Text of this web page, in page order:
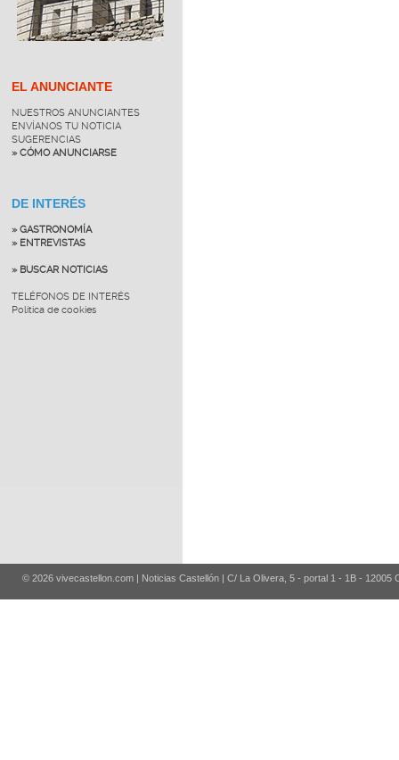
EL ANUNCIANTE
NUESTROS ANUNCIANTES
ENVÍANOS TU NOTICIA
SUGERENCIAS
» CÓMO ANUNCIARSE
DE INTERÉS
» GASTRONOMÍA
» ENTREVISTAS
» BUSCAR NOTICIAS
TELÉFONOS DE INTERÉS
Política de cookies
© 2026 vivecastellon.com | Noticias Castellón | C/ La Olivera, 5 - portal 1 - 1B - 12005